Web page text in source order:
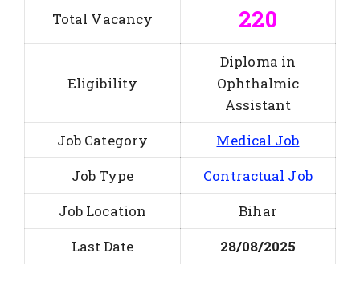
Total Vacancy 220
Eligibility
Diploma in
Ophthalmic
Assistant
Job Category
Medical Job
Job Type
Contractual Job
Job Location
Bihar
Last Date
28/08/2025